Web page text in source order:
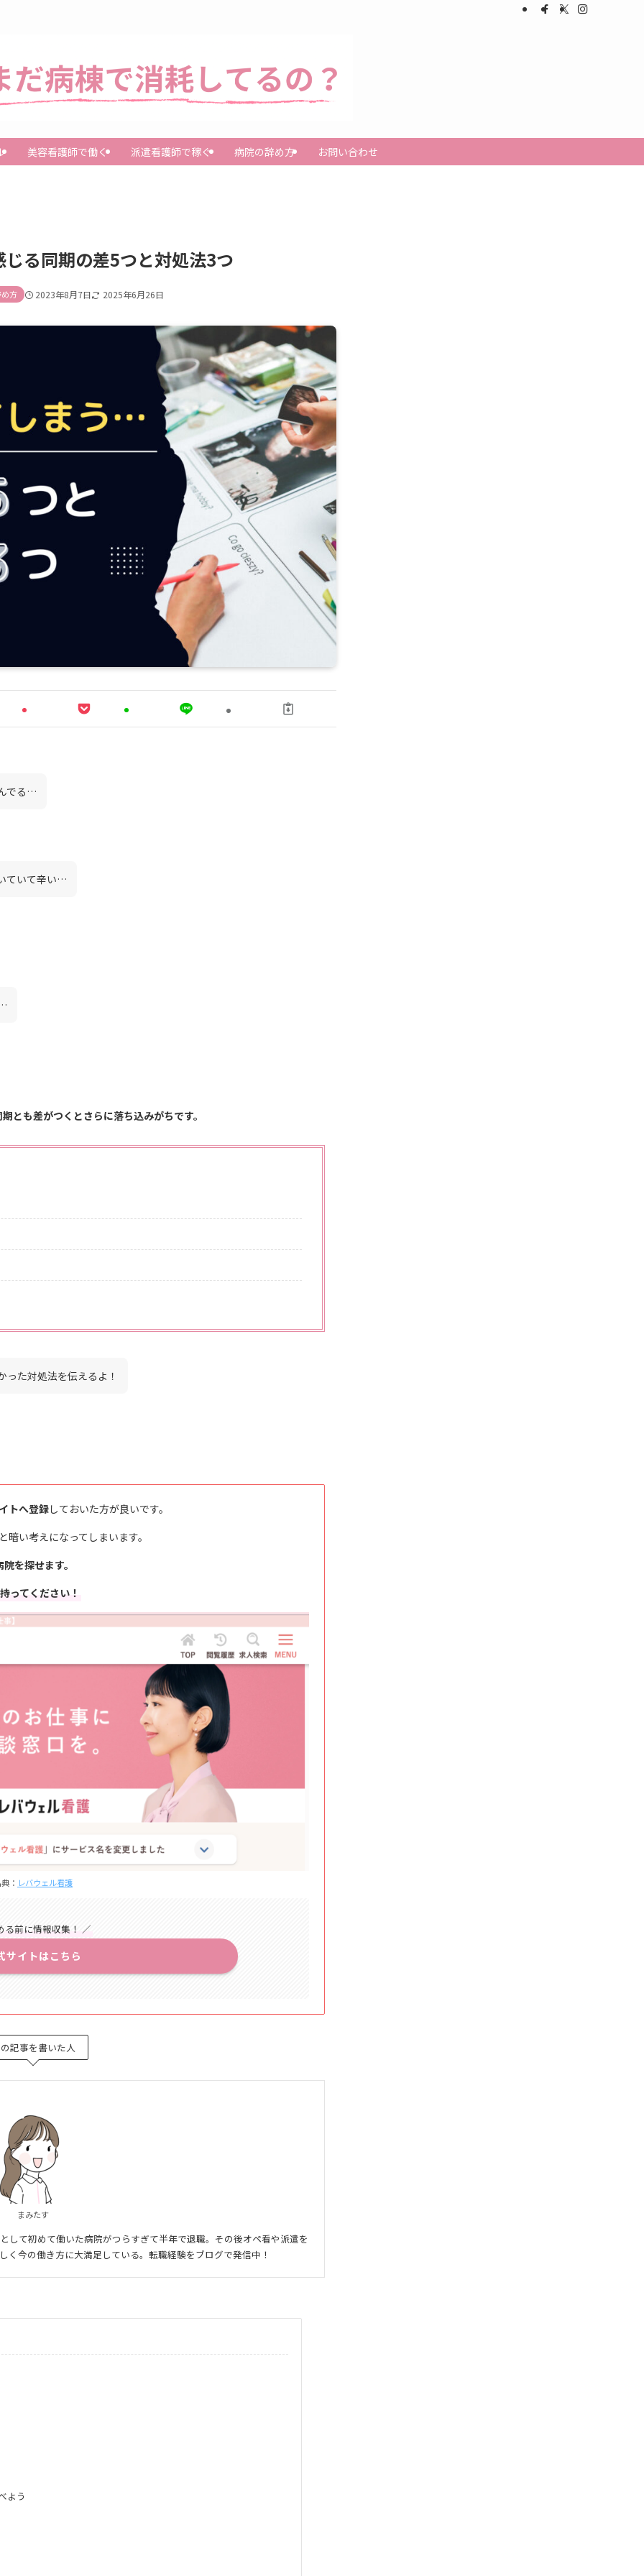
美容看護師で働く 派遣看護師で稼ぐ 病院の辞め方 お問い合わせ
る同期の差5つと対処法3つ
方 2023年8月7日 2025年6月26日
でる…
ていて辛い…
とも差がつくとさらに落ち込みがちです。
た対処法を伝えるよ！
トへ登録しておいた方が良いです。
い考えになってしまいます。
を探せます。
ってください！
： レバウェル看護
る前に情報収集！ ／
サイトはこちら
記事を書いた人
まみたす
して初めて働いた病院がつらすぎて半年で退職。その後オペ看や派遣を
今の働き方に大満足している。転職経験をブログで発信中！
よう